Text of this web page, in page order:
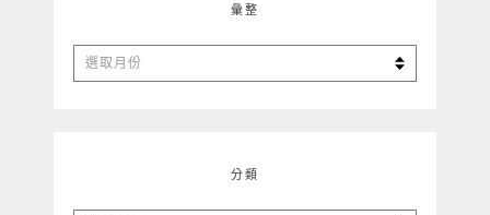
彙整
彙
整
分類